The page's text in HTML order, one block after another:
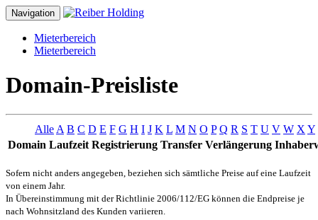
Navigation
Mieterbereich
Mieterbereich
Domain-Preisliste
Alle A B C D E F G H I J K L M N O P Q R S T U V W X Y
Domain Laufzeit Registrierung Transfer Verlängerung
Sofern nicht anders angegeben, beziehen sich sämtliche Preise auf eine Laufzeit
von einem Jahr.
In Übereinstimmung mit der Richtlinie 2006/112/EG können die Endpreise je
nach Wohnsitzland des Kunden variieren.